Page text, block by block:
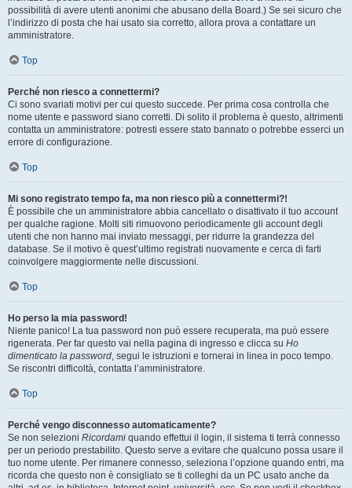
possibilità di avere utenti anonimi che abusano della Board.) Se sei sicuro che
l’indirizzo di posta che hai usato sia corretto, allora prova a contattare un
amministratore.
Top
Perché non riesco a connettermi?
Ci sono svariati motivi per cui questo succede. Per prima cosa controlla che
nome utente e password siano corretti. Di solito il problema è questo, altrimenti
contatta un amministratore: potresti essere stato bannato o potrebbe esserci un
errore di configurazione.
Top
Mi sono registrato tempo fa, ma non riesco più a connettermi?!
È possibile che un amministratore abbia cancellato o disattivato il tuo account
per qualche ragione. Molti siti rimuovono periodicamente gli account degli
utenti che non hanno mai inviato messaggi, per ridurre la grandezza del
database. Se il motivo è quest’ultimo registrati nuovamente e cerca di farti
coinvolgere maggiormente nelle discussioni.
Top
Ho perso la mia password!
Niente panico! La tua password non può essere recuperata, ma può essere
rigenerata. Per far questo vai nella pagina di ingresso e clicca su Ho
dimenticato la password, segui le istruzioni e tornerai in linea in poco tempo.
Se riscontri difficoltà, contatta l’amministratore.
Top
Perché vengo disconnesso automaticamente?
Se non selezioni Ricordami quando effettui il login, il sistema ti terrà connesso
per un periodo prestabilito. Questo serve a evitare che qualcuno possa usare il
tuo nome utente. Per rimanere connesso, seleziona l’opzione quando entri, ma
ricorda che questo non è consigliato se ti colleghi da un PC usato anche da